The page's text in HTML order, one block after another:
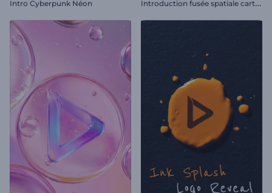
Intro Cyberpunk Néon I
ntroduction fusée spatiale cartoon